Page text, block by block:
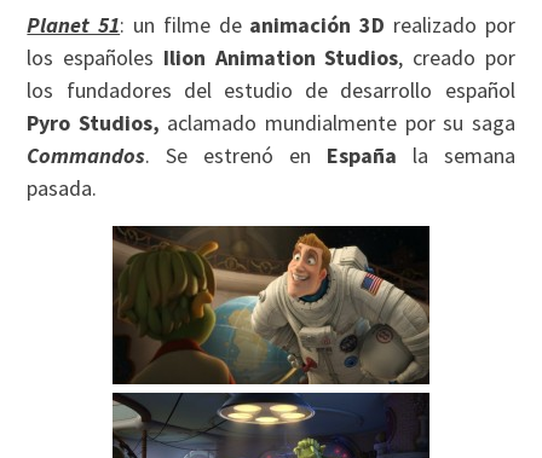
Planet 51: un filme de animación 3D realizado por
los españoles Ilion Animation Studios, creado por
los fundadores del estudio de desarrollo español
Pyro Studios, aclamado mundialmente por su saga
Commandos. Se estrenó en España la semana
pasada.